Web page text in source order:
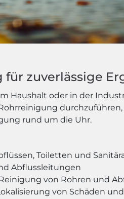
zuverlässige
Haushalt oder in der
rund um die Uhr.
Toiletten und
Abflussleitungen
von Rohren und
von Schäden